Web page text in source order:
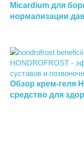
Micardium для
нормализации
Обзор крем-геля
средство для